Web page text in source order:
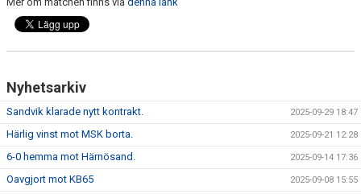
Nyhetsarkiv
Sandvik klarade nytt kontrakt. 2025-09-29 18:47
Härlig vinst mot MSK borta. 2025-09-21 12:28
6-0 hemma mot Härnösand. 2025-09-14 17:36
Oavgjort mot KB65 2025-09-08 15:55